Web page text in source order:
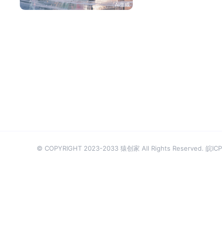
© COPYRIGHT 2023-2033 猿创家 All Rights Reserved. 皖